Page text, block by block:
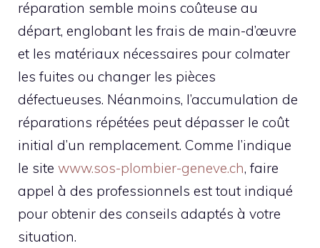
réparation semble moins coûteuse au
départ, englobant les frais de main-d’œuvre
et les matériaux nécessaires pour colmater
les fuites ou changer les pièces
défectueuses. Néanmoins, l’accumulation de
réparations répétées peut dépasser le coût
initial d’un remplacement. Comme l’indique
le site www.sos-plombier-geneve.ch, faire
appel à des professionnels est tout indiqué
pour obtenir des conseils adaptés à votre
situation.